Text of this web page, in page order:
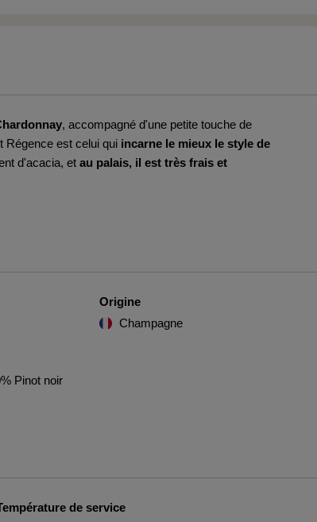
, accompagné d'une petite touche de
Régence est celui qui incarne le mieux le style de
d'acacia, et au palais, il est très frais et
Pinot noir
Origine
Champagne
de service